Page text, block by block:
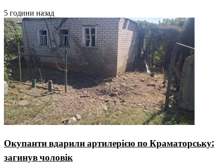
5 години назад
Окупанти вдарили артилерією по Краматорську:
загинув чоловік